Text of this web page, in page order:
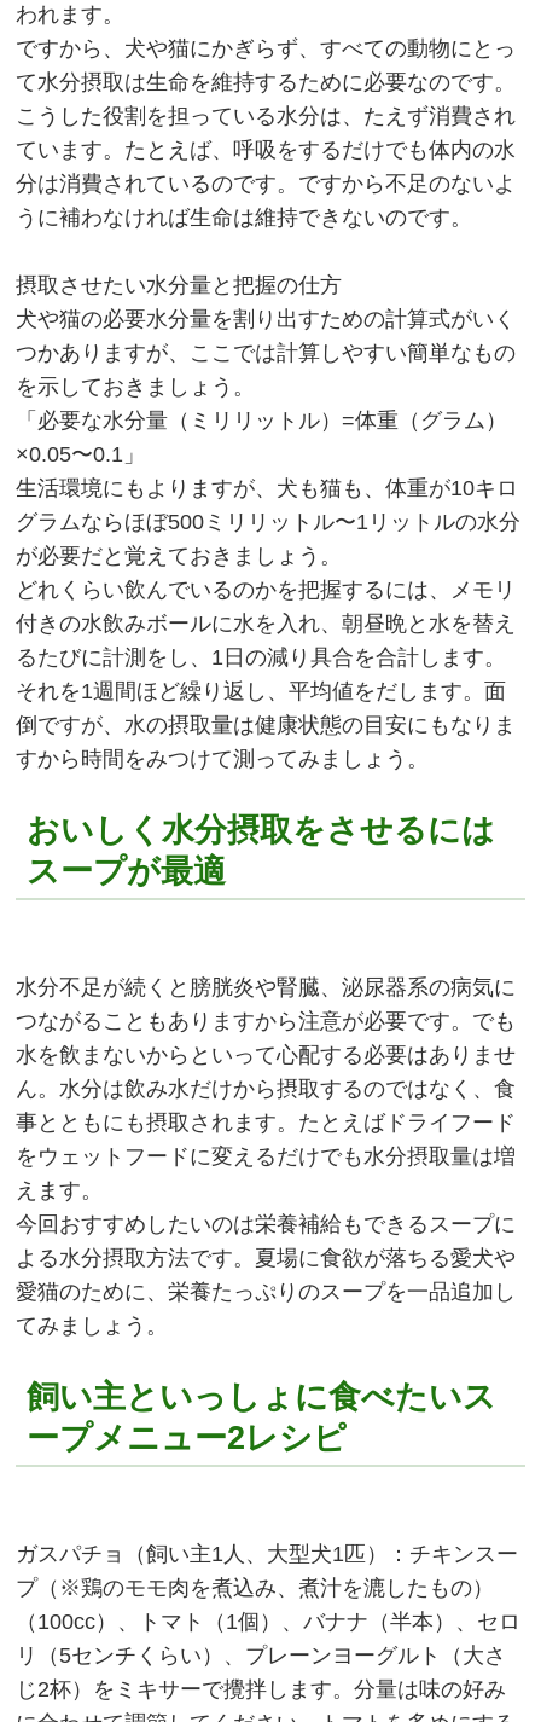
われます。
ですから、犬や猫にかぎらず、すべての動物にとっ
て水分摂取は生命を維持するために必要なのです。
こうした役割を担っている水分は、たえず消費され
ています。たとえば、呼吸をするだけでも体内の水
分は消費されているのです。ですから不足のないよ
うに補わなければ生命は維持できないのです。
摂取させたい水分量と把握の仕方
犬や猫の必要水分量を割り出すための計算式がいく
つかありますが、ここでは計算しやすい簡単なもの
を示しておきましょう。
「必要な水分量（ミリリットル）=体重（グラム）
×0.05〜0.1」
生活環境にもよりますが、犬も猫も、体重が10キロ
グラムならほぼ500ミリリットル〜1リットルの水分
が必要だと覚えておきましょう。
どれくらい飲んでいるのかを把握するには、メモリ
付きの水飲みボールに水を入れ、朝昼晩と水を替え
るたびに計測をし、1日の減り具合を合計します。
それを1週間ほど繰り返し、平均値をだします。面
倒ですが、水の摂取量は健康状態の目安にもなりま
すから時間をみつけて測ってみましょう。
おいしく水分摂取をさせるには
スープが最適
水分不足が続くと膀胱炎や腎臓、泌尿器系の病気に
つながることもありますから注意が必要です。でも
水を飲まないからといって心配する必要はありませ
ん。水分は飲み水だけから摂取するのではなく、食
事とともにも摂取されます。たとえばドライフード
をウェットフードに変えるだけでも水分摂取量は増
えます。
今回おすすめしたいのは栄養補給もできるスープに
よる水分摂取方法です。夏場に食欲が落ちる愛犬や
愛猫のために、栄養たっぷりのスープを一品追加し
てみましょう。
飼い主といっしょに食べたいス
ープメニュー2レシピ
ガスパチョ（飼い主1人、大型犬1匹）：チキンスー
プ（※鶏のモモ肉を煮込み、煮汁を漉したもの）
（100cc）、トマト（1個）、バナナ（半本）、セロ
リ（5センチくらい）、プレーンヨーグルト（大さ
じ2杯）をミキサーで攪拌します。分量は味の好み